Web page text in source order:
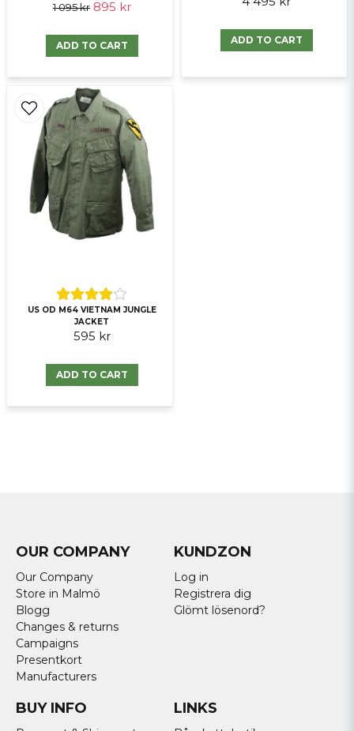
1 095 kr 895 kr
ADD TO CART ADD TO CART
US OD M64 VIETNAM JUNGLE
JACKET
595 kr
ADD TO CART
OUR COMPANY
Our Company
Store in Malmö
Blogg
Changes & returns
Campaigns
Presentkort
Manufacturers
KUNDZON
Log in
Registrera dig
Glömt lösenord?
BUY INFO LINKS